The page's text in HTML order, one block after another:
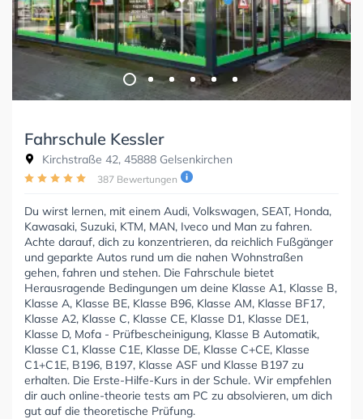
Fahrschule Kessler
Kirchstraße 42, 45888 Gelsenkirchen
387 Bewertungen
Du wirst lernen, mit einem Audi, Volkswagen, SEAT, Honda,
Kawasaki, Suzuki, KTM, MAN, Iveco und Man zu fahren.
Achte darauf, dich zu konzentrieren, da reichlich Fußgänger
und geparkte Autos rund um die nahen Wohnstraßen
gehen, fahren und stehen. Die Fahrschule bietet
Herausragende Bedingungen um deine Klasse A1, Klasse B,
Klasse A, Klasse BE, Klasse B96, Klasse AM, Klasse BF17,
Klasse A2, Klasse C, Klasse CE, Klasse D1, Klasse DE1,
Klasse D, Mofa - Prüfbescheinigung, Klasse B Automatik,
Klasse C1, Klasse C1E, Klasse DE, Klasse C+CE, Klasse
C1+C1E, B196, B197, Klasse ASF und Klasse B197 zu
erhalten. Die Erste-Hilfe-Kurs in der Schule. Wir empfehlen
dir auch online-theorie tests am PC zu absolvieren, um dich
gut auf die theoretische Prüfung.